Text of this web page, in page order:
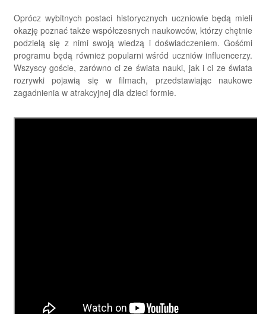
Oprócz wybitnych postaci historycznych uczniowie będą mieli
okazję poznać także współczesnych naukowców, którzy chętnie
podzielą się z nimi swoją wiedzą i doświadczeniem. Gośćmi
programu będą również popularni wśród uczniów influencerzy.
Wszyscy goście, zarówno ci ze świata nauki, jak i ci ze świata
rozrywki pojawią się w filmach, przedstawiając naukowe
zagadnienia w atrakcyjnej dla dzieci formie.